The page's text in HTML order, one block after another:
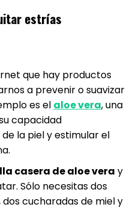
estrías
que hay productos
a prevenir o suavizar
es el aloe vera, una
capacidad
de la piel y estimular el
casera de aloe vera y
Sólo necesitas dos
cucharadas de miel y